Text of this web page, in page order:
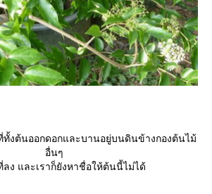
งต้นออกดอกและบานอยู่บนดินข้างกองต้นไม้
อื่นๆ
ลง และเราก็ยังหาชื่อให้ต้นนี้ไม่ได้